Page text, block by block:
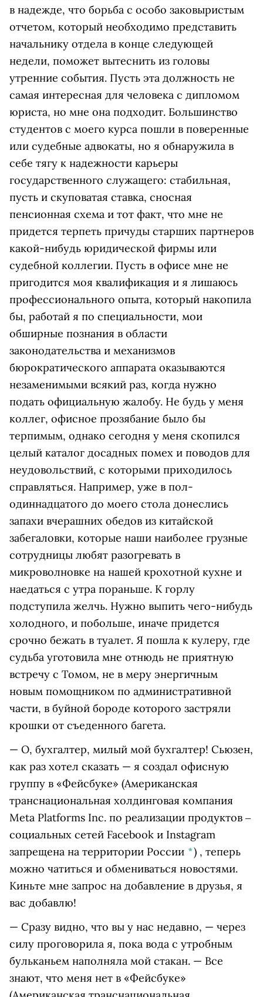
в надежде, что борьба с особо заковыристым
отчетом, который необходимо представить
начальнику отдела в конце следующей
недели, поможет вытеснить из головы
утренние события. Пусть эта должность не
самая интересная для человека с дипломом
юриста, но мне она подходит. Большинство
студентов с моего курса пошли в поверенные
или судебные адвокаты, но я обнаружила в
себе тягу к надежности карьеры
государственного служащего: стабильная,
пусть и скуповатая ставка, сносная
пенсионная схема и тот факт, что мне не
придется терпеть причуды старших партнеров
какой-нибудь юридической фирмы или
судебной коллегии. Пусть в офисе мне не
пригодится моя квалификация и я лишаюсь
профессионального опыта, который накопила
бы, работай я по специальности, мои
обширные познания в области
законодательства и механизмов
бюрократического аппарата оказываются
незаменимыми всякий раз, когда нужно
подать официальную жалобу. Не будь у меня
коллег, офисное прозябание было бы
терпимым, однако сегодня у меня скопился
целый каталог досадных помех и поводов для
неудовольствий, с которыми приходилось
справляться. Например, уже в пол-
одиннадцатого до моего стола донеслись
запахи вчерашних обедов из китайской
забегаловки, которые наши наиболее грузные
сотрудницы любят разогревать в
микроволновке на нашей крохотной кухне и
наедаться с утра пораньше. К горлу
подступила желчь. Нужно выпить чего-нибудь
холодного, и побольше, иначе придется
срочно бежать в туалет. Я пошла к кулеру, где
судьба уготовила мне отнюдь не приятную
встречу с Томом, не в меру энергичным
новым помощником по административной
части, в буйной бороде которого застряли
крошки от съеденного багета.
— О, бухгалтер, милый мой бухгалтер! Сьюзен,
как раз хотел сказать — я создал офисную
группу в «Фейсбуке» (Американская
транснациональная холдинговая компания
Meta Platforms Inc. по реализации продуктов ‒
социальных сетей Facebook и Instagram
запрещена на территории России *) , теперь
можно чатиться и обмениваться новостями.
Киньте мне запрос на добавление в друзья, я
вас добавлю!
— Сразу видно, что вы у нас недавно, — через
силу проговорила я, пока вода с утробным
бульканьем наполняла мой стакан. — Все
знают, что меня нет в «Фейсбуке»